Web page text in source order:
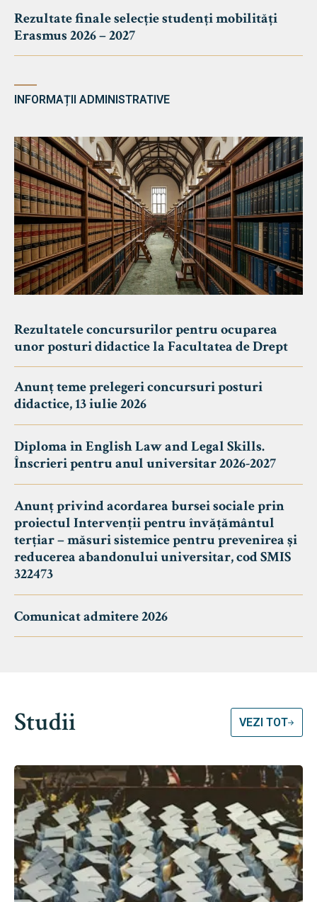
Rezultate finale selecție studenți mobilități
Erasmus 2026 – 2027
INFORMAȚII ADMINISTRATIVE
Rezultatele concursurilor pentru ocuparea
unor posturi didactice la Facultatea de Drept
Anunț teme prelegeri concursuri posturi
didactice, 13 iulie 2026
Diploma in English Law and Legal Skills.
Înscrieri pentru anul universitar 2026-2027
Anunț privind acordarea bursei sociale prin
proiectul Intervenții pentru învățământul
terțiar – măsuri sistemice pentru prevenirea și
reducerea abandonului universitar, cod SMIS
322473
Comunicat admitere 2026
Studii VEZI TOT